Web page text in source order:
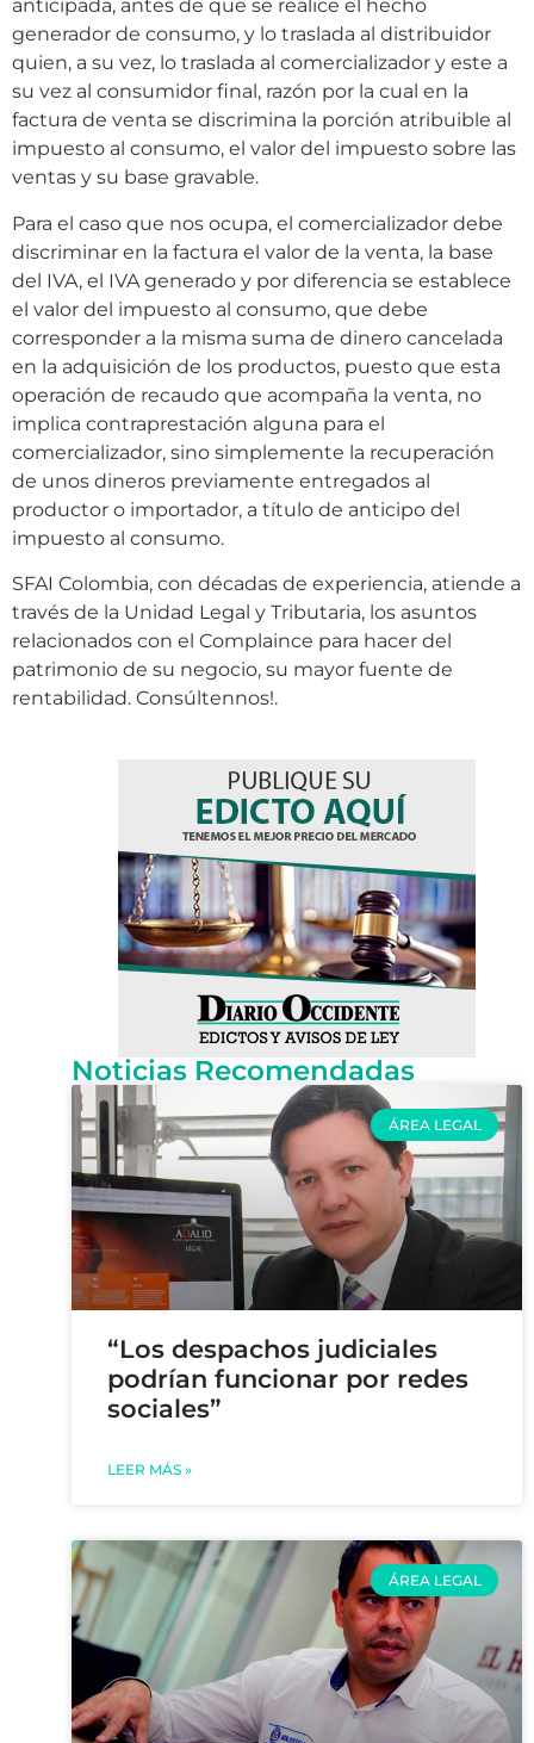
anticipada, antes de que se realice el hecho
generador de consumo, y lo traslada al distribuidor
quien, a su vez, lo traslada al comercializador y este a
su vez al consumidor final, razón por la cual en la
factura de venta se discrimina la porción atribuible al
impuesto al consumo, el valor del impuesto sobre las
ventas y su base gravable.
Para el caso que nos ocupa, el comercializador debe
discriminar en la factura el valor de la venta, la base
del IVA, el IVA generado y por diferencia se establece
el valor del impuesto al consumo, que debe
corresponder a la misma suma de dinero cancelada
en la adquisición de los productos, puesto que esta
operación de recaudo que acompaña la venta, no
implica contraprestación alguna para el
comercializador, sino simplemente la recuperación
de unos dineros previamente entregados al
productor o importador, a título de anticipo del
impuesto al consumo.
SFAI Colombia, con décadas de experiencia, atiende a
través de la Unidad Legal y Tributaria, los asuntos
relacionados con el Complaince para hacer del
patrimonio de su negocio, su mayor fuente de
rentabilidad. Consúltennos!.
Noticias Recomendadas
ÁREA LEGAL
“Los despachos judiciales
podrían funcionar por redes
sociales”
LEER MÁS »
ÁREA LEGAL